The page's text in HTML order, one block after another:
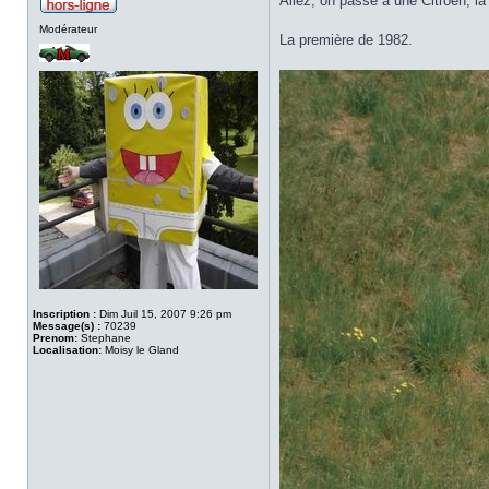
Modérateur
Inscription : Dim Juil 15, 2007 9:26 pm
Message(s) : 70239
Prenom: Stephane
Localisation: Moisy le Gland
La première de 1982.